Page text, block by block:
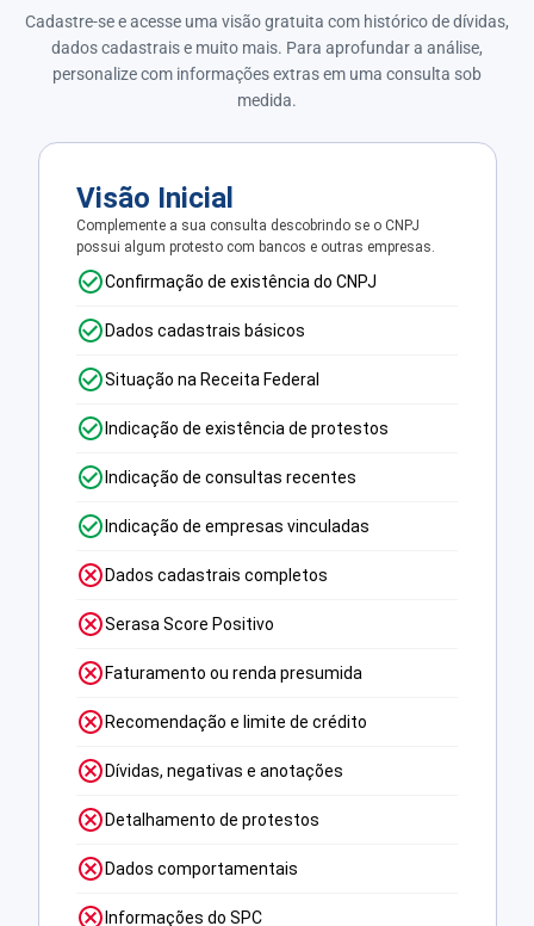
Cadastre-se e acesse uma visão gratuita com histórico de dívidas,
dados cadastrais e muito mais. Para aprofundar a análise,
personalize com informações extras em uma consulta sob
medida.
Visão Inicial
Complemente a sua consulta descobrindo se o CNPJ
possui algum protesto com bancos e outras empresas.
Confirmação de existência do CNPJ
Dados cadastrais básicos
Situação na Receita Federal
Indicação de existência de protestos
Indicação de consultas recentes
Indicação de empresas vinculadas
Dados cadastrais completos
Serasa Score Positivo
Faturamento ou renda presumida
Recomendação e limite de crédito
Dívidas, negativas e anotações
Detalhamento de protestos
Dados comportamentais
Informações do SPC